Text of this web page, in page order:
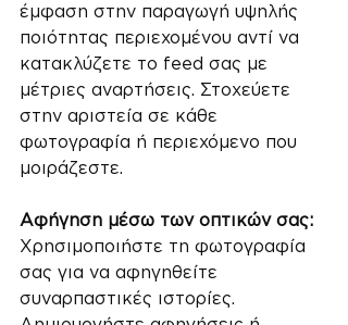
έμφαση στην παραγωγή υψηλής
ποιότητας περιεχομένου αντί να
κατακλύζετε το feed σας με
μέτριες αναρτήσεις. Στοχεύετε
στην αριστεία σε κάθε
φωτογραφία ή περιεχόμενο που
μοιράζεστε.
Αφήγηση μέσω των οπτικών σας:
Χρησιμοποιήστε τη φωτογραφία
σας για να αφηγηθείτε
συναρπαστικές ιστορίες.